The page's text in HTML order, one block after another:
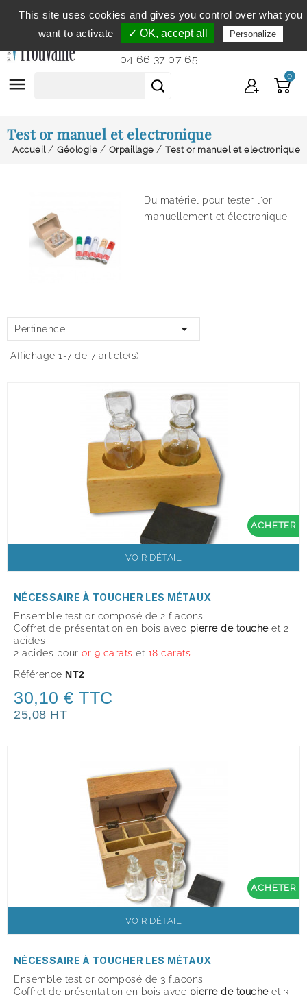
Service clientèle
du lundi au vendredi de 9h à 12h et
de 14h à 18h...
04 66 37 07 65
 0
Test or manuel et electronique
Accueil Géologie Orpaillage Test or manuel et electronique
Du matériel pour tester l'or
manuellement et électronique
Pertinence 
Affichage 1-7 de 7 article(s)
ACHETER
VOIR DÉTAIL
NÉCESSAIRE À TOUCHER LES MÉTAUX
Ensemble test or composé de 2 flacons
Coffret de présentation en bois avec pierre de toucheet 2
acides
2 acides pour or 9 carats et 18 carats
Référence NT2
30,10 € TTC
25,08 HT
ACHETER
VOIR DÉTAIL
NÉCESSAIRE À TOUCHER LES MÉTAUX
Ensemble test or composé de 3 flacons
Coffret de présentation en bois avec pierre de toucheet 3
This site uses cookies and gives you control over what you
want to activate
✓ OK, accept all Personalize